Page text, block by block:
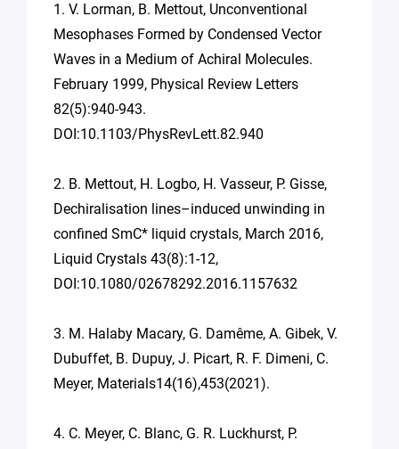
1. V. Lorman, B. Mettout, Unconventional
Mesophases Formed by Condensed Vector
Waves in a Medium of Achiral Molecules.
February 1999, Physical Review Letters
82(5):940-943.
DOI:10.1103/PhysRevLett.82.940
2. B. Mettout, H. Logbo, H. Vasseur, P. Gisse,
Dechiralisation lines–induced unwinding in
confined SmC* liquid crystals, March 2016,
Liquid Crystals 43(8):1-12,
DOI:10.1080/02678292.2016.1157632
3. M. Halaby Macary, G. Damême, A. Gibek, V.
Dubuffet, B. Dupuy, J. Picart, R. F. Dimeni, C.
Meyer, Materials14(16),453(2021).
4. C. Meyer, C. Blanc, G. R. Luckhurst, P.